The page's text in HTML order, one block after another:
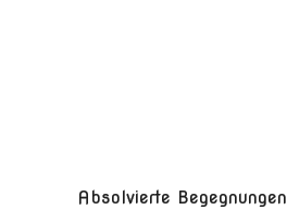
Absolvierte Begegnungen